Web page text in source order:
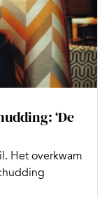
‘De
Het overkwam